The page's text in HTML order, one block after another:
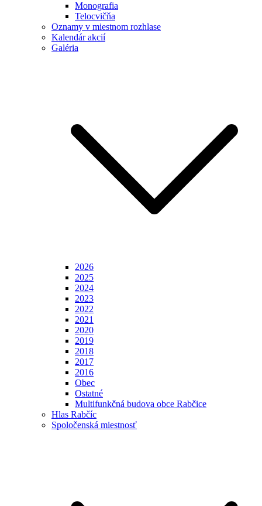
Monografia
Telocvičňa
Oznamy v miestnom rozhlase
Kalendár akcií
Galéria
2026
2025
2024
2023
2022
2021
2020
2019
2018
2017
2016
Obec
Ostatné
Multifunkčná budova obce Rabčice
Hlas Rabčíc
Spoločenská miestnosť